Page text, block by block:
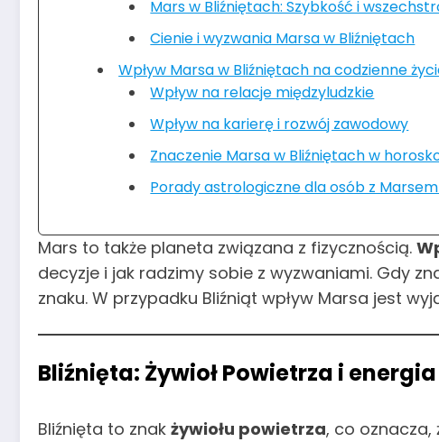
Mars w Bliźniętach: Szybkość i
Cienie i wyzwania Marsa w Bliźniętach
Wpływ Marsa w Bliźniętach na codzienne
Wpływ na relacje międzyludzkie
Wpływ na karierę i rozwój zawodowy
Znaczenie Marsa w Bliźniętach w
Porady astrologiczne dla osób z
Mars to także planeta związana z fizycznością.
decyzje i jak radzimy sobie z wyzwaniami. Gdy
znaku. W przypadku Bliźniąt wpływ Marsa jest
Bliźnięta: Żywioł Powietrza i
Bliźnięta to znak żywiołu powietrza, co oznacza,